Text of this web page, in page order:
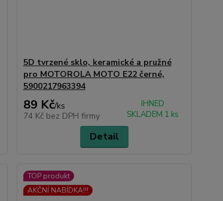
5D tvrzené sklo, keramické a pružné
pro MOTOROLA MOTO E22 černé,
5900217963394
89 Kč/ks
74 Kč bez DPH firmy
IHNED
SKLADEM 1 ks
Detail
TOP produkt
AKČNÍ NABÍDKA!!!